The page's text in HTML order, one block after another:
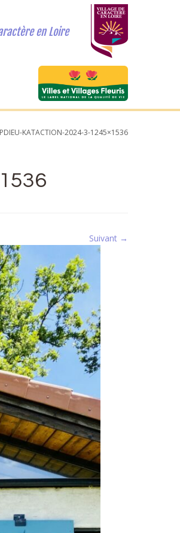
en Loire
KATACTION-2024-3-1245×1536
Suivant →